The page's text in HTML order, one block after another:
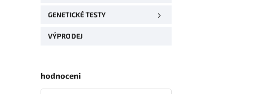
GENETICKÉ TESTY
VÝPRODEJ
hodnoceni